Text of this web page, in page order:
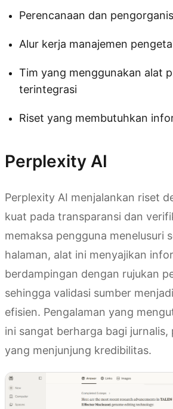
Perencanaan dan
Alur kerja manajemen
Tim yang menggunakan alat
terintegrasi
Riset yang membutuhkan
Perplexity AI
Perplexity AI menjalankan riset
kuat pada transparansi dan
memaksa pengguna menelusuri
halaman, alat ini menyajikan
berdampingan dengan rujukan
sehingga validasi sumber
efisien. Pengalaman yang
ini sangat berharga bagi jurnalis,
yang menjunjung kredibilitas.